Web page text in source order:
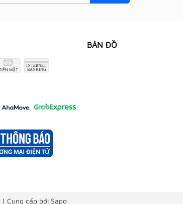
BẢN ĐỒ
| Cung cấp bởi Sapo